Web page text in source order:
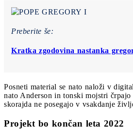
Preberite še:
Kratka zgodovina nastanka
Posneti material se nato naloži v
nato Anderson in tonski mojstri črpajo
skorajda ne posegajo v vsakdanje
Projekt bo končan leta 2022